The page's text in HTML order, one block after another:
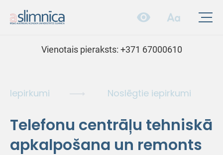
Vienotais pieraksts: +371 67000610
Iepirkumi Noslēgtie iepirkumi
Telefonu centrāļu tehniskā
apkalpošana un remonts